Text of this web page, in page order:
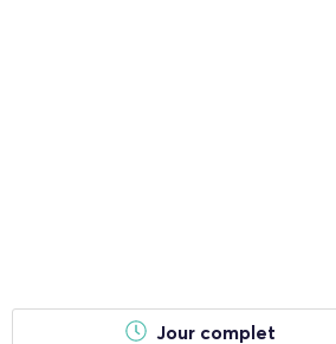
Jour complet